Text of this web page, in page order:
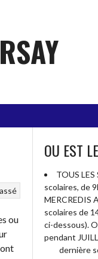
ou
OU EST
TOUS
scolaires, de
MERCREDIS
scolaires de
ci-dessous).
pendant
dernière